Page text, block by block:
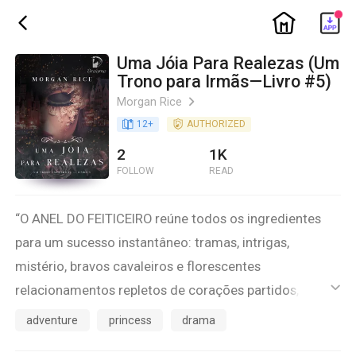
ic_back ic_home
Uma Jóia Para Realezas (Um
Trono para Irmãs—Livro #5)
Morgan Rice ic_arrow_right
book_age 12+ detail_authorized AUTHORIZED
2
FOLLOW
1K
READ
“O ANEL DO FEITICEIRO reúne todos os ingredientes
para um sucesso instantâneo: tramas, intrigas,
mistério, bravos cavaleiros e florescentes
relacionamentos repletos de corações partidos,
decepções e traições. O livro manterá o leitor
ic_default
adventure princess drama